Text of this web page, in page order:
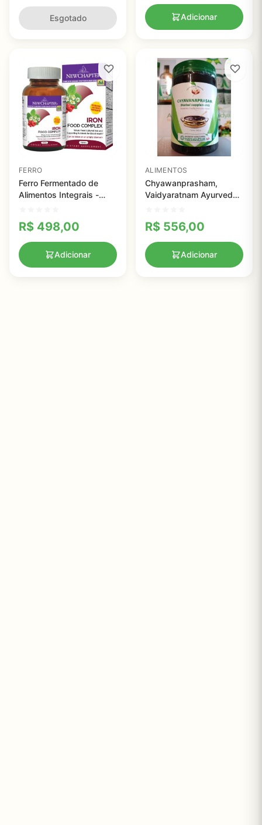
Esgotado Adicionar
FERRO
Ferro Fermentado de
Alimentos Integrais -
R$ 498,00
Adicionar
ALIMENTOS
Chyawanprasham,
Vaidyaratnam Ayurveda -
R$ 556,00
Adicionar